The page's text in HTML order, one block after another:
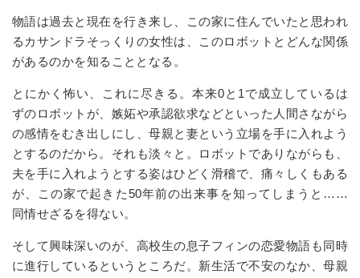
物語は過去と現在を行き来し、この家に住んでいたと思われ
るカサンドラそっくりの女性は、このロボットとどんな関係
があるのかを知ることとなる。
とにかく怖い、これに尽きる。本来0と 1で成立しているは
ずのロボットが、嫉妬や承認欲求などといった人間さながら
の感情をむき出しにし、母親と妻という立場を手に入れよう
とするのだから。それも淡々と。ロボットでありながらも、
夫を手に入れようとする姿はひどく滑稽で、痛々しくもある
が、この家で起きた50年前の出来事を知ってしまうと … …
同情せざるを得ない。
そして興味深いのが、高校生の息子フィンの恋愛物語も同時
に進行しているというところだ。新生活で不安のなか、母親